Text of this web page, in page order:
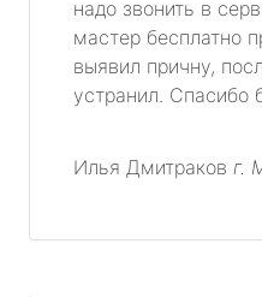
надо звонить в
мастер бесплатно
выявил причну,
устранил. Спасибо
Илья Дмитраков г.